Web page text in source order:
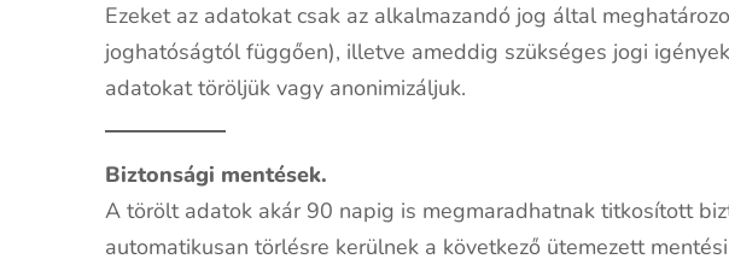
Ezeket az adatokat csak az alkalmazandó jog által
joghatóságtól függően), illetve ameddig szükséges jogi
adatokat töröljük vagy anonimizáljuk.
Biztonsági mentések.
A törölt adatok akár 90 napig is megmaradhatnak titkosított
automatikusan törlésre kerülnek a következő ütemezett